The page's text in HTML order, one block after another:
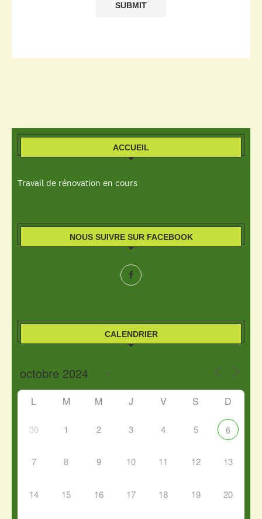
ACCUEIL
Travail de rénovation en cours
NOUS SUIVRE SUR FACEBOOK
CALENDRIER
L M M J V S D
30 1 2 3 4 5 6
7 8 9 10 11 12 13
14 15 16 17 18 19 20